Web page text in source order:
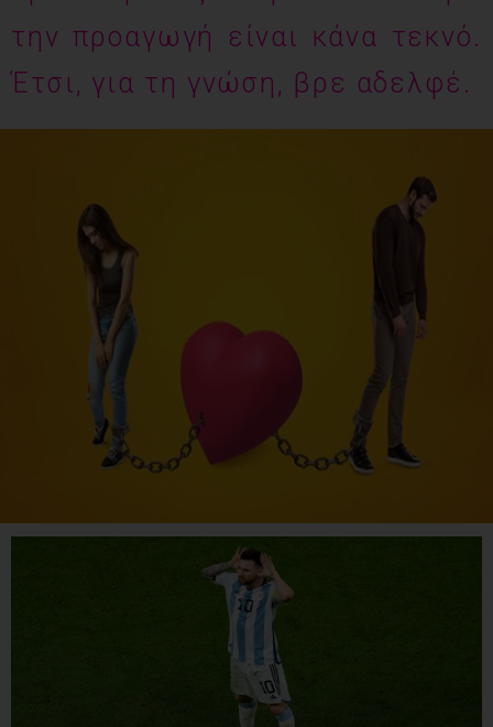
την προαγωγή είναι κάνα τεκνό.
Έτσι, για τη γνώση, βρε αδελφέ.